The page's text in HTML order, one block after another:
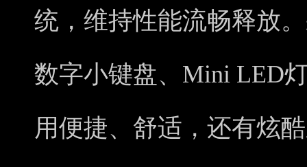
统，维持性能流畅释放
数字小键盘、Mini LED
用便捷、舒适，还有炫